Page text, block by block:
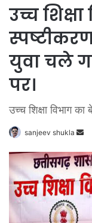
उच्च
युवा चले
पर।
उच्च शिक्षा विभाग का
sanjeev shukla